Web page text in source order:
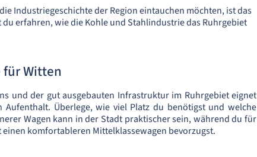
Industriegeschichte der Region eintauchen möchten, ist das
erfahren, wie die Kohle und Stahlindustrie das Ruhrgebiet
Witten
und der gut ausgebauten Infrastruktur im Ruhrgebiet eignet
Überlege, wie viel Platz du benötigst und welche
Wagen kann in der Stadt praktischer sein, während du für
komfortableren Mittelklassewagen bevorzugst.